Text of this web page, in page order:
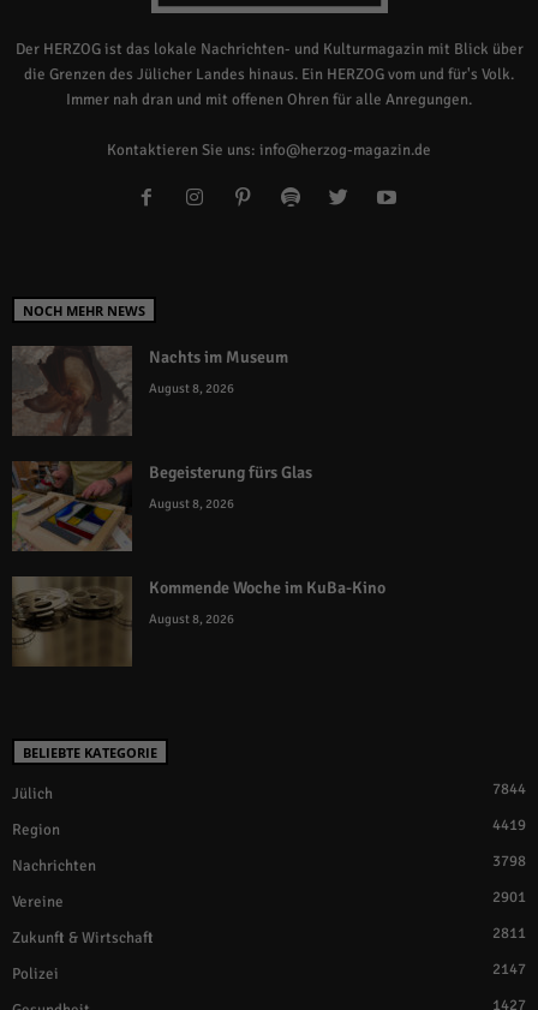
Der HERZOG ist das lokale Nachrichten- und Kulturmagazin mit Blick über
die Grenzen des Jülicher Landes hinaus. Ein HERZOG vom und für's Volk.
Immer nah dran und mit offenen Ohren für alle Anregungen.
Kontaktieren Sie uns: info@herzog-magazin.de
NOCH MEHR NEWS
Nachts im Museum
August 8, 2026
Begeisterung fürs Glas
August 8, 2026
Kommende Woche im KuBa-Kino
August 8, 2026
BELIEBTE KATEGORIE
Jülich 7844
Region 4419
Nachrichten 3798
Vereine 2901
Zukunft & Wirtschaft 2811
Polizei 2147
1427